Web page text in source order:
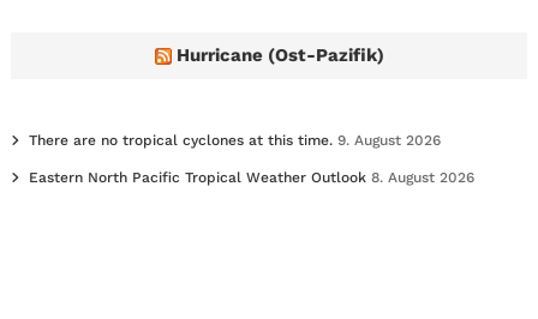
Hurricane (Ost-Pazifik)
There are no tropical cyclones at this time. 9. August 2026
Eastern North Pacific Tropical Weather Outlook 8. August 2026